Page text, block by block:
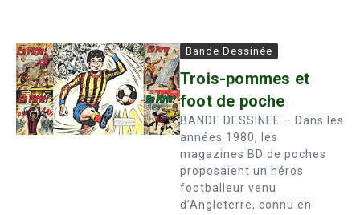
Bande Dessinée
Trois-pommes et
foot de poche
BANDE DESSINEE – Dans les
années 1980, les
magazines BD de poches
proposaient un héros
footballeur venu
d’Angleterre, connu en